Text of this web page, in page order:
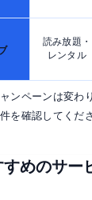
読み放題・
レンタル
ンペーンは変わ
を確認してくださ
めのサー